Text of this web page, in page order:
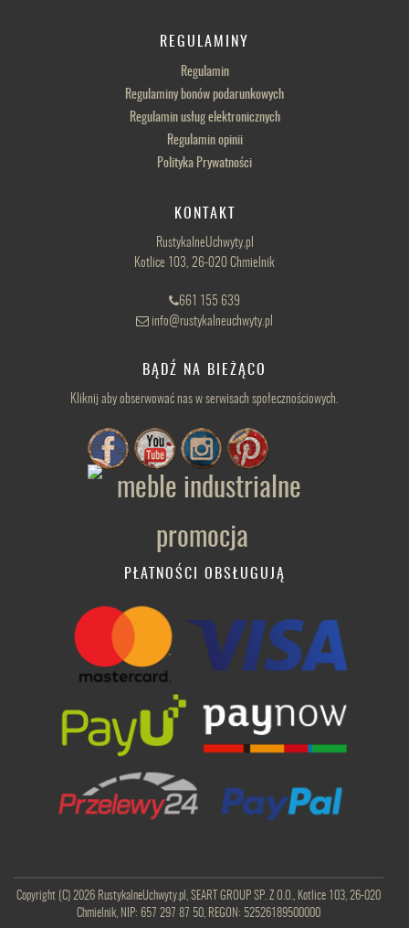
REGULAMINY
Regulamin
Regulaminy bonów podarunkowych
Regulamin usług elektronicznych
Regulamin opinii
Polityka Prywatności
KONTAKT
RustykalneUchwyty.pl
Kotlice 103, 26-020 Chmielnik
661 155 639
info@rustykalneuchwyty.pl
BĄDŹ NA BIEŻĄCO
Kliknij aby obserwować nas w serwisach społecznościowych.
PŁATNOŚCI OBSŁUGUJĄ
Copyright (C) 2026 RustykalneUchwyty.pl, SEART GROUP SP. Z O.O., Kotlice 103, 26-020
Chmielnik, NIP: 657 297 87 50, REGON: 52526189500000